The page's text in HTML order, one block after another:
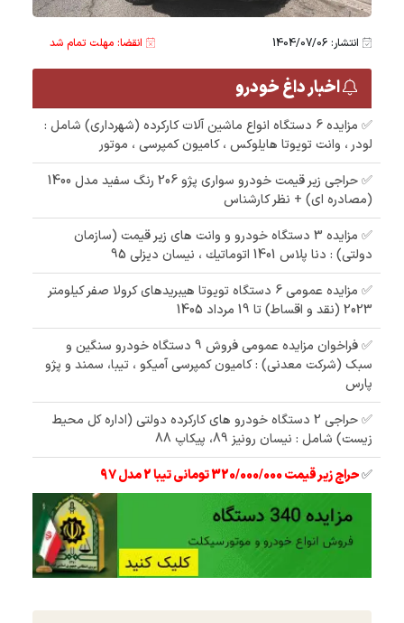
انتشار: 1404/07/06 انقضا: مهلت تمام شد
اخبار داغ خودرو
✅ مزایده 6 دستگاه انواع ماشین آلات کارکرده (شهرداری) شامل :
لودر ، وانت تویوتا هایلوکس ، کامیون کمپرسی ، موتور
✅ حراجی زیر قیمت خودرو سواری پژو 206 رنگ سفید مدل 1400
(مصادره ای) + نظر کارشناس
✅ مزایده 3 دستگاه خودرو و وانت های زیر قیمت (سازمان
دولتی) : دنا پلاس 1401 اتوماتيك ، نیسان دیزلی 95
✅ مزایده عمومی 6 دستگاه تویوتا هیبریدهای کرولا صفر کیلومتر
2023 (نقد و اقساط) تا 19 مرداد 1405
✅ فراخوان مزایده عمومی فروش 9 دستگاه خودرو سنگین و
سبک (شرکت معدنی) : کامیون کمپرسی آمیکو ، تیبا، سمند و پژو
پارس
✅ حراجی 2 دستگاه خودرو های کارکرده دولتی (اداره کل محیط
زیست) شامل : نیسان رونیز 89، پیکاپ 88
✅حراج زیر قیمت 320/000/000 تومانی تیبا 2 مدل 97